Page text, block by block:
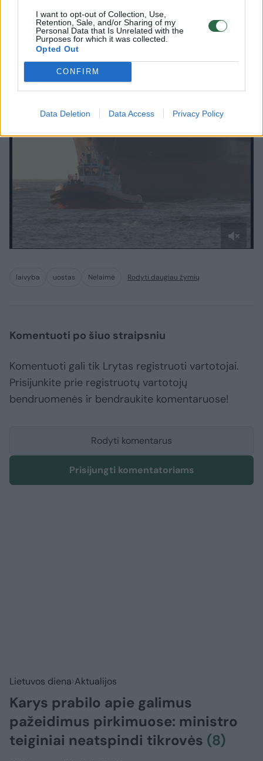
I want to opt-out of Collection, Use,
Retention, Sale, and/or Sharing of my
Personal Data that Is Unrelated with the
Purposes for which it was collected.
Opted Out
CONFIRM
Data Deletion Data Access Privacy Policy
trukdė saugiai laivybai, nuolaužoms pašalinti
prireikė nemenkų investicijų.
Uostininkai: ant seklumos užplaukusio
laivo nelaimė – kalėdinis stebuklas
laivyba uostas Nelaimė Rodyti daugiau žymių
Komentuoti po šiuo straipsniu
Komentuoti gali tik Lrytas registruoti vartotojai.
Prisijunkite prie registruotų vartotojų
bendruomenės ir bendraukite komentaruose!
Rodyti komentarus
Prisijungti komentatoriams
Lietuvos diena Aktualijos
Karys prabilo apie galimus
pažeidimus pirkimuose: ministro
teiginiai neatspindi tikrovės (8)